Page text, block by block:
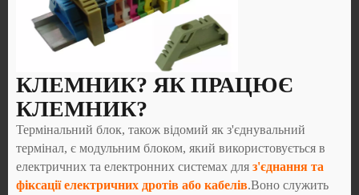
КЛЕМНИК? ЯК ПРАЦЮЄ
КЛЕМНИК?
Термінальний блок, також відомий як з'єднувальний
термінал, є модульним блоком, який використовується в
електричних та електронних системах для з'єднання та
фіксації електричних дротів або кабелів.Воно служить